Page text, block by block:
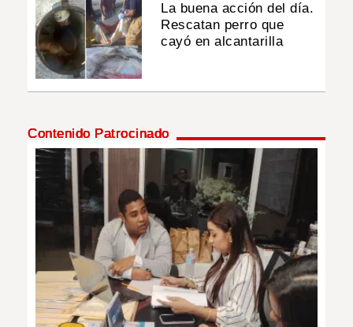
La buena acción del día.
Rescatan perro que
cayó en alcantarilla
Contenido Patrocinado